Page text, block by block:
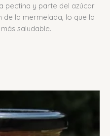
pectina y parte del azúcar
de la mermelada, lo que la
saludable.